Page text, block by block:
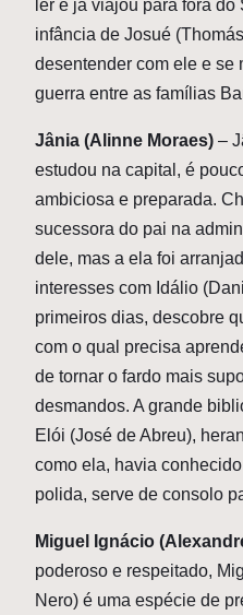
ler e já viajou para fora
infância de Josué
desentender com ele e se
guerra entre as famílias
Jânia (Alinne Moraes) –
estudou na capital, é
ambiciosa e preparada.
sucessora do pai na
dele, mas a ela foi
interesses com Idálio
primeiros dias, descobre
com o qual precisa
de tornar o fardo mais
desmandos. A grande
Elói (José de Abreu),
como ela, havia
polida, serve de consolo
Miguel Ignácio
poderoso e respeitado,
Nero) é uma espécie de